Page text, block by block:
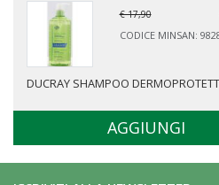
€ 17,90
CODICE MINSAN:
DUCRAY SHAMPOO
AGGIUNGI